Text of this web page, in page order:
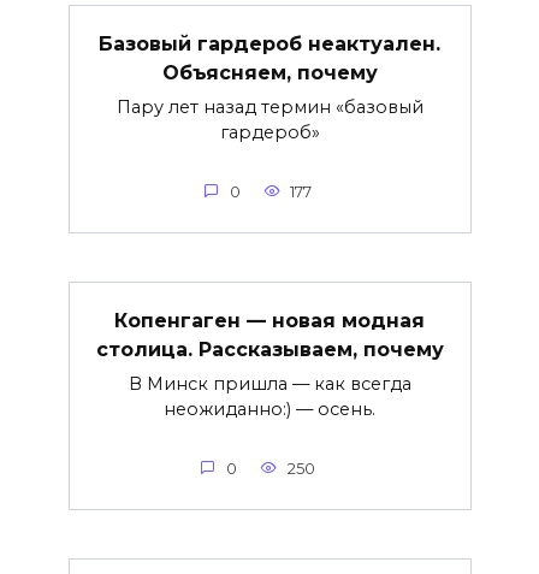
Базовый гардероб неактуален.
Объясняем, почему
Пару лет назад термин «базовый
гардероб»
0 177
Копенгаген — новая модная
столица. Рассказываем, почему
В Минск пришла — как всегда
неожиданно:) — осень.
0 250